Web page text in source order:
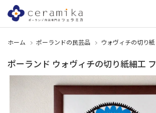
ホーム ポーランドの民芸品 ウォヴィチの切り紙
ポーランド ウォヴィチの切り紙細工